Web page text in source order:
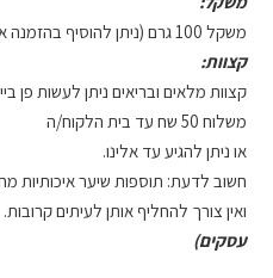
משקל 100 גרם (ניתן להוסיף בהזמנה אישית)
קצוות:
קצוות מלאים ובריאים ניתן לעשות פן
משלוח 50 שח עד בית הלקוח/ה
או ניתן להגיע עד אלינו.
חשוב לדעת: תוספות שיער איכותיות
ואין צורך להחליף אותן לעיתים
עסקים)